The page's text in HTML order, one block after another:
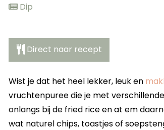
Dip
Direct naar recept
Wist je dat het heel lekker, leuk en
vruchtenpuree die je met
onlangs bij de fried rice en at em
wat naturel chips, toastjes of